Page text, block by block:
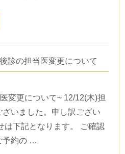
診の担当医変更について
変更について~ 12/12(木)担
いました。申し訳ござい
は下記となります。 ご確認
予約の …